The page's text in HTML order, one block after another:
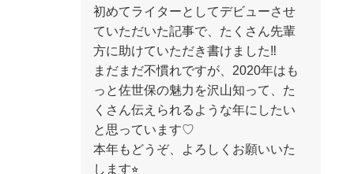
初めてライターとしてデビューさせ
ていただいた記事で、たくさん先輩
方に助けていただき書けました‼︎
まだまだ不慣れですが、2020年はも
っと佐世保の魅力を沢山知って、た
くさん伝えられるような年にしたい
と思っています♡
本年もどうぞ、よろしくお願いいた
します⭐︎